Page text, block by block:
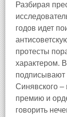
Разбирая
годов идет
протесты
характером.
подписывают
Синявского –
премию и
говорить